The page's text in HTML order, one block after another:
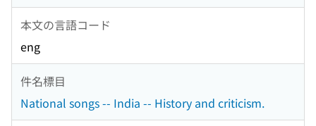
本文の言語コード
eng
件名標目
National songs -- India -- History and criticism.